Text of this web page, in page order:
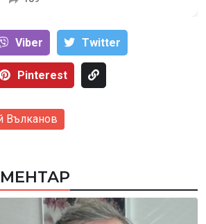
Viber Тwitter
Pinterest
Вълканов